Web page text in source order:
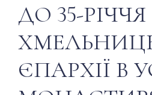
ДО 35-РІЧЧЯ
ЄПАРХІЇ В